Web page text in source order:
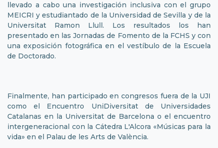
llevado a cabo una investigación inclusiva con el grupo
MEICRI y estudiantado de la Universidad de Sevilla y de la
Universitat Ramon Llull. Los resultados los han
presentado en las Jornadas de Fomento de la FCHS y con
una exposición fotográfica en el vestíbulo de la Escuela
de Doctorado.
Finalmente, han participado en congresos fuera de la UJI
como el Encuentro UniDiversitat de Universidades
Catalanas en la Universitat de Barcelona o el encuentro
intergeneracional con la Cátedra L'Alcora «Músicas para la
vida» en el Palau de les Arts de València.